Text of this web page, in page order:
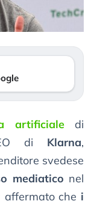
artificialedi
di Klarna,
svedese
mediatico nel
che i